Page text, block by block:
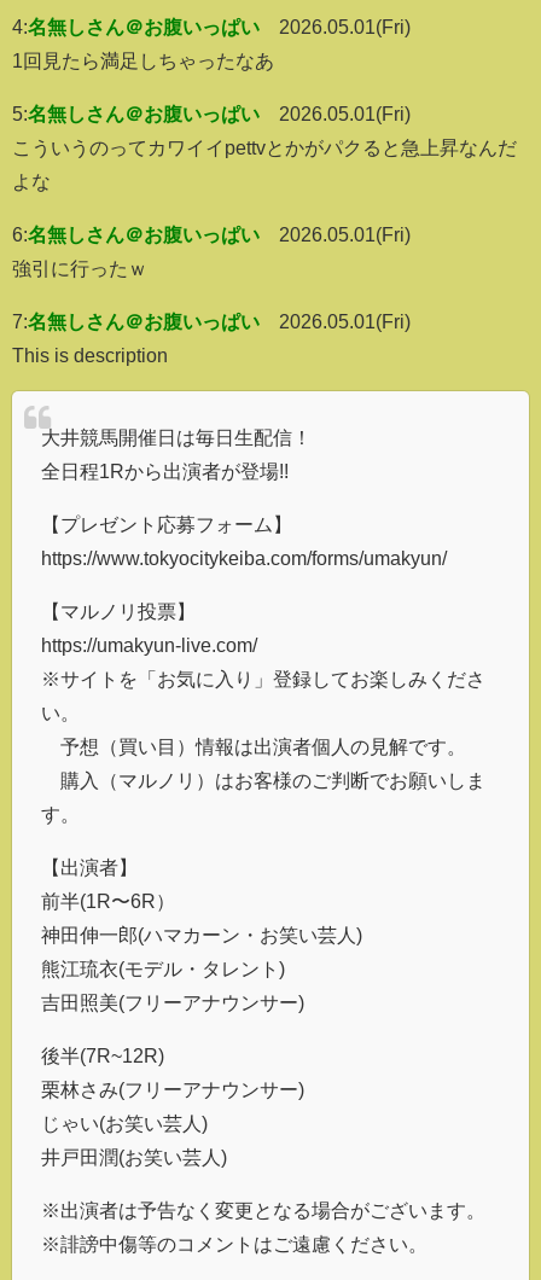
4:名無しさん＠お腹いっぱい
2026.05.01(Fri)
1回見たら満足しちゃったなあ
5:名無しさん＠お腹いっぱい
2026.05.01(Fri)
こういうのってカワイイpettvとかがパクると急上昇なんだ
よな
6:名無しさん＠お腹いっぱい
2026.05.01(Fri)
強引に行ったｗ
7:名無しさん＠お腹いっぱい
2026.05.01(Fri)
This is description
大井競馬開催日は毎日生配信！
全日程1Rから出演者が登場!!
【プレゼント応募フォーム】
https://www.tokyocitykeiba.com/forms/umakyun/
【マルノリ投票】
https://umakyun-live.com/
※サイトを「お気に入り」登録してお楽しみくださ
い。
予想（買い目）情報は出演者個人の見解です。
購入（マルノリ）はお客様のご判断でお願いしま
す。
【出演者】
前半(1R〜6R）
神田伸一郎(ハマカーン・お笑い芸人)
熊江琉衣(モデル・タレント)
吉田照美(フリーアナウンサー)
後半(7R~12R)
栗林さみ(フリーアナウンサー)
じゃい(お笑い芸人)
井戸田潤(お笑い芸人)
※出演者は予告なく変更となる場合がございます。
※誹謗中傷等のコメントはご遠慮ください。